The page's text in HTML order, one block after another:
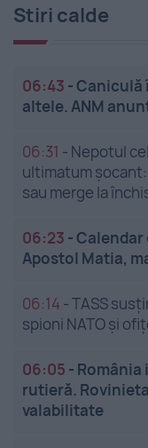
Stiri calde
06:43 -Caniculă
altele. ANM
06:31 - Nepotul
ultimatum
sau merge la
06:23 -Calendar
Apostol Matia,
06:14 -TASS
spioni NATO și
06:05 -
rutieră.
valabilitate